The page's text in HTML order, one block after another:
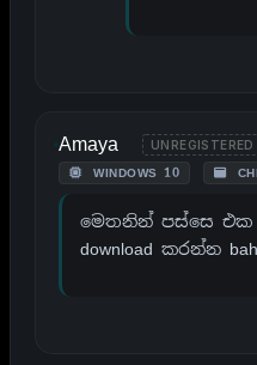
Amaya UNREGISTERED
WINDOWS 10
‌මෙතනින් පස්සෙ එක
download කරන්න